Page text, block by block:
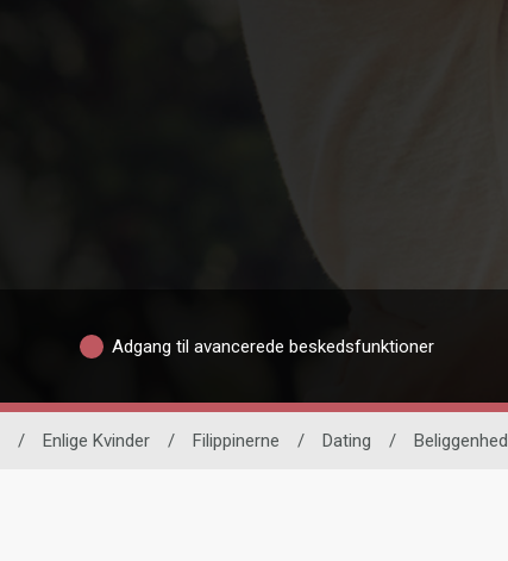
Adgang til avancerede beskedsfunktioner
/ Enlige Kvinder / Filippinerne / Dating / Beliggenhed